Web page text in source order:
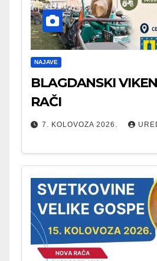
NAJAVE
BLAGDANSKI
RAČI
7. KOLOVOZA 2026.